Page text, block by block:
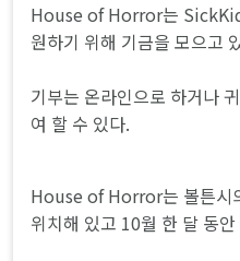
House of Horror는
원하기 위해 기금을 모으고
기부는 온라인으로 하거나
여 할 수 있다.
House of Horror는 볼튼
위치해 있고 10월 한 달 동